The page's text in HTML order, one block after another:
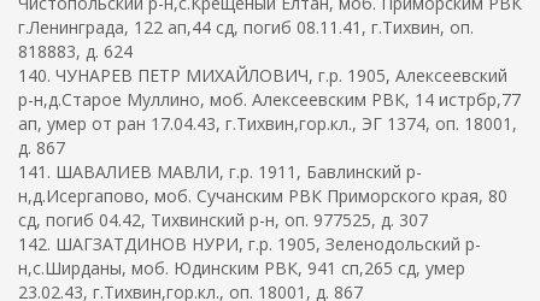
г.Ленинграда, 122 ап,44 сд, погиб 08.11.41, г.Тихвин, оп.
818883, д. 624
140. ЧУНАРЕВ ПЕТР МИХАЙЛОВИЧ, г.р. 1905, Алексеевский
р-н,д.Старое Муллино, моб. Алексеевским РВК, 14 истрбр,77
ап, умер от ран 17.04.43, г.Тихвин,гор.кл., ЭГ 1374, оп. 18001,
д. 867
141. ШАВАЛИЕВ МАВЛИ, г.р. 1911, Бавлинский р-
н,д.Исергапово, моб. Сучанским РВК Приморского края, 80
сд, погиб 04.42, Тихвинский р-н, оп. 977525, д. 307
142. ШАГЗАТДИНОВ НУРИ, г.р. 1905, Зеленодольский р-
н,с.Ширданы, моб. Юдинским РВК, 941 сп,265 сд, умер
23.02.43, г.Тихвин,гор.кл., оп. 18001, д. 867